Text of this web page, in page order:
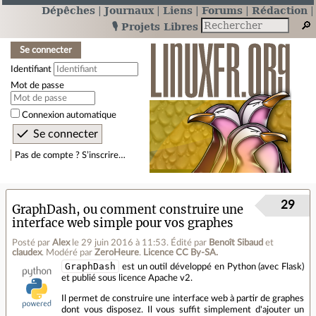
Dépêches Journaux Liens Forums
Rédaction
🎙️ Projets Libres
Se connecter
Identifiant
Mot de passe
Connexion automatique
Pas de compte ? S’inscrire…
GraphDash, ou comment construire une
interface web simple pour vos graphes
Posté par Alex le 29 juin 2016 à 11:53. Édité par Benoît Sibaud et
claudex. Modéré par ZeroHeure. Licence CC By‑SA.
29
GraphDash
est un outil développé en Python (avec Flask)
et publié sous licence Apache v2.
Il permet de construire une interface web à partir de graphes
dont vous disposez. Il vous suffit simplement d'ajouter un